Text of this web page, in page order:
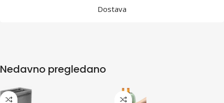
Dostava
Nedavno pregledano